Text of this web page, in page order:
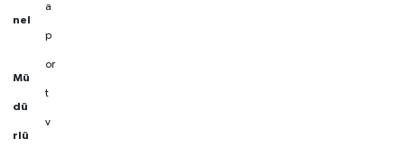
nel
Mü
dü
rlü
a
p
or
t
v